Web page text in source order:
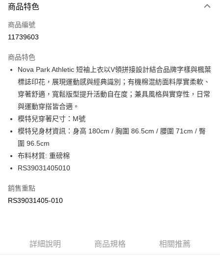
信用卡一次付款
信用卡分期付款
合作金庫商業銀行
華南商業銀行
彰化商業銀行
上海商業儲蓄銀行
台北富邦商業銀行
國泰世華商業銀行
兆豐國際商業銀行
臺灣中小企業銀行
匯豐（台灣）商業銀行
聯邦商業銀行
元大商業銀行
永豐商業銀行
玉山商業銀行
台新國際商業銀行
台灣樂天信用卡公司
6 期 0 利率 每期
華南商業銀行
彰化商業銀行
上海商業儲蓄銀行
台北富邦商業銀行
國泰世華商業銀行
臺灣中小企業銀行
匯豐（台灣）商業銀行
華泰商業銀行
元大商業銀行
玉山商業銀行
台新國際商業銀行
LINE Pay
Apple Pay
街口支付
運送方式
限時免運活動
免運費
限時運費優惠-離島
每筆NT$100
商品特色
商品編號
11739603
商品特色
Nova Park Athletic 短袖上衣以V領拼接設計結合品牌字樣與楓葉
標誌印花，展現運動感與經典識別；有機棉混紡面料厚實柔軟、
穿著舒適，寬鬆版型提升活動自在度；兼具風格與實穿性，日常
與運動穿搭皆合適。
模特兒穿著尺寸：M號
模特兒身材資訊：身高 180cm / 胸圍 86.5cm / 腰圍 71cm / 臀
圍 96.5cm
布料材質: 重磅棉
RS39031405010
銷售重點
RS39031405-010
詳細說明 商品規格 相關推薦